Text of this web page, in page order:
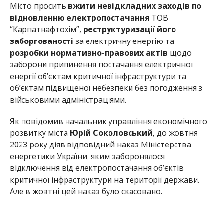
Місто просить вжити невідкладних заходів по
відновленню електропостачання ТОВ
“Карпатнафтохім”, реструктуризації його
заборгованості за електричну енергію та
розробки нормативно-правових актів щодо
заборони припинення постачання електричної
енергії об’єктам критичної інфраструктури та
об’єктам підвищеної небезпеки без погодження з
військовими адміністраціями.
Як повідомив начальник управління економічного
розвитку міста Юрій Соколовський, до жовтня
2023 року діяв відповідний наказ Міністерства
енергетики України, яким заборонялося
відключення від електропостачання об’єктів
критичної інфраструктури на території держави.
Але в жовтні цей наказ було скасовано.